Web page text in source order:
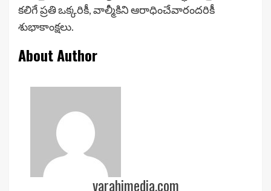
కలిగే ప్రతి ఒక్కరికీ, వాల్మీకిని ఆరాధించేవారందరికీ
శుభాకాంక్షలు.
About Author
varahimedia.com